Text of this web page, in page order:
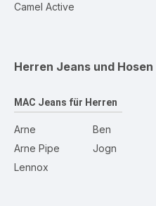
Camel Active
Herren Jeans und Hosen
MAC Jeans für Herren
Arne
Arne Pipe
Lennox
Ben
Jogn